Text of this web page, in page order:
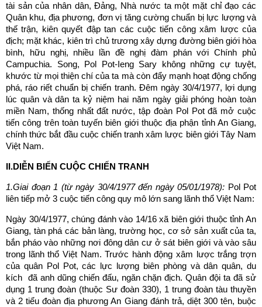
tài sản của nhân dân, Đảng, Nhà nước ta một mặt chỉ đạo các
Quân khu, địa phương, đơn vị tăng cường chuẩn bị lực lượng và
thế trận, kiên quyết đập tan các cuộc tiến công xâm lược của
địch; mặt khác, kiên trì chủ trương xây dựng đường biên giới hòa
bình, hữu nghị, nhiều lần đề nghị đàm phán với Chính phủ
Campuchia. Song, Pol Pot-Ieng Sary không những cự tuyệt,
khước từ mọi thiện chí của ta mà còn đẩy mạnh hoạt động chống
phá, ráo riết chuẩn bị chiến tranh. Đêm ngày 30/4/1977, lợi dụng
lúc quân và dân ta kỷ niệm hai năm ngày giải phóng hoàn toàn
miền Nam, thống nhất đất nước, tập đoàn Pol Pot đã mở cuộc
tiến công trên toàn tuyến biên giới thuộc địa phận tỉnh An Giang,
chính thức bắt đầu cuộc chiến tranh xâm lược biên giới Tây Nam
Việt Nam.
II.DIỄN BIẾN CUỘC CHIẾN TRANH
1.Giai đoạn 1 (từ ngày 30/4/1977 đến ngày 05/01/1978): Pol Pot
liên tiếp mở 3 cuộc tiến công quy mô lớn sang lãnh thổ Việt Nam:
Ngày 30/4/1977, chúng đánh vào 14/16 xã biên giới thuộc tỉnh An
Giang, tàn phá các bản làng, trường học, cơ sở sản xuất của ta,
bắn pháo vào những nơi đông dân cư ở sát biên giới và vào sâu
trong lãnh thổ Việt Nam. Trước hành động xâm lược trắng trợn
của quân Pol Pot, các lực lượng biên phòng và dân quân, du
kích đã anh dũng chiến đấu, ngăn chặn địch. Quân đội ta đã sử
dụng 1 trung đoàn (thuộc Sư đoàn 330), 1 trung đoàn tàu thuyền
và 2 tiểu đoàn địa phương An Giang đánh trả, diệt 300 tên, buộc